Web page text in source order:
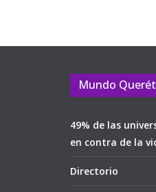
Mundo
49% de las
en contra de la
Directorio